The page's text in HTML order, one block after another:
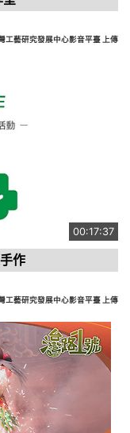
工藝研究發展中心影音平臺 上傳
00:17:37
作
工藝研究發展中心影音平臺 上傳